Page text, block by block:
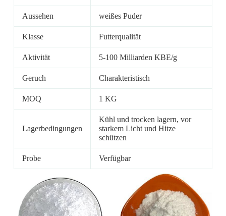
Aussehen weißes Puder
Klasse Futterqualität
Aktivität 5-100 Milliarden KBE/g
Geruch Charakteristisch
MOQ 1 KG
Lagerbedingungen
Kühl und trocken lagern, vor
starkem Licht und Hitze
schützen
Probe Verfügbar